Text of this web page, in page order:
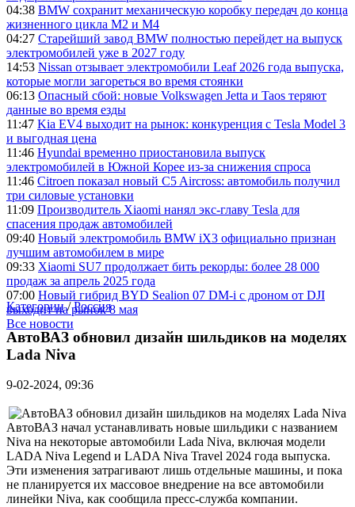
04:38 BMW сохранит механическую коробку передач до конца
жизненного цикла M2 и M4
04:27 Старейший завод BMW полностью перейдет на выпуск
электромобилей уже в 2027 году
14:53 Nissan отзывает электромобили Leaf 2026 года выпуска,
которые могли загореться во время стоянки
06:13 Опасный сбой: новые Volkswagen Jetta и Taos теряют
данные во время езды
11:47 Kia EV4 выходит на рынок: конкуренция с Tesla Model 3
и выгодная цена
11:46 Hyundai временно приостановила выпуск
электромобилей в Южной Корее из-за снижения спроса
11:46 Citroen показал новый C5 Aircross: автомобиль получил
три силовые установки
11:09 Производитель Xiaomi нанял экс-главу Tesla для
спасения продаж автомобилей
09:40 Новый электромобиль BMW iX3 официально признан
лучшим автомобилем в мире
09:33 Xiaomi SU7 продолжает бить рекорды: более 28 000
продаж за апрель 2025 года
07:00 Новый гибрид BYD Sealion 07 DM-i с дроном от DJI
выходит на рынок 8 мая
Все новости
Категории/Россия
АвтоВАЗ обновил дизайн шильдиков на моделях
Lada Niva
9-02-2024, 09:36
АвтоВАЗ начал устанавливать новые шильдики с названием
Niva на некоторые автомобили Lada Niva, включая модели
LADA Niva Legend и LADA Niva Travel 2024 года выпуска.
Эти изменения затрагивают лишь отдельные машины, и пока
не планируется их массовое внедрение на все автомобили
линейки Niva, как сообщила пресс-служба компании.